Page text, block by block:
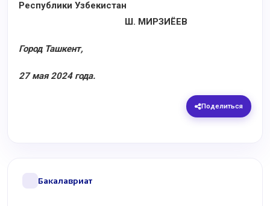
Республики Узбекистан
Ш. МИРЗИЁЕВ
Город Ташкент,
27 мая 2024 года.
Поделиться
Бакалавриат